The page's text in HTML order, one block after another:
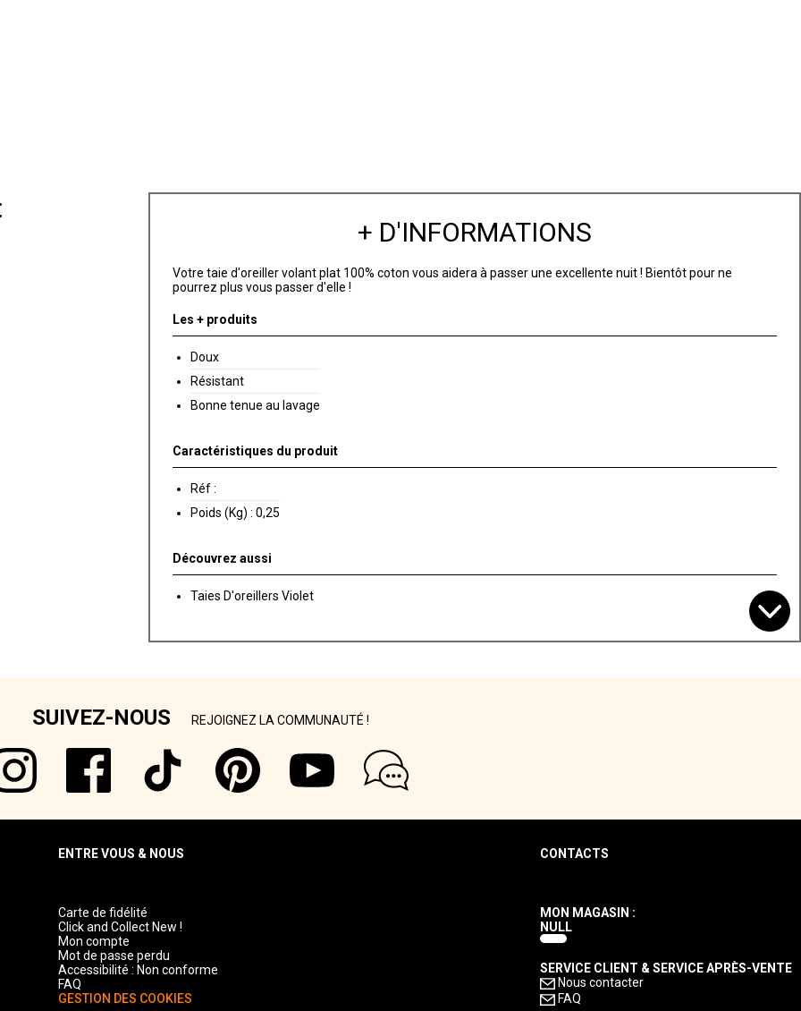
+ D'INFORMATIONS
Votre taie d'oreiller volant plat 100% coton vous aidera à passer une excellente nuit ! Bientôt pour ne
pourrez plus vous passer d'elle !
Les + produits
Doux
Résistant
Bonne tenue au lavage
Caractéristiques du produit
Réf :
Poids (Kg) : 0,25
Découvrez aussi
Taies D'oreillers Violet
SUIVEZ-NOUS REJOIGNEZ LA COMMUNAUTÉ !
ENTRE VOUS & NOUS
Carte de fidélité
Click and Collect New !
Mon compte
Mot de passe perdu
Accessibilité : Non conforme
FAQ
GESTION DES COOKIES
CONTACTS
MON MAGASIN :
NULL
SERVICE CLIENT & SERVICE APRÈS-VENTE
Nous contacter
FAQ